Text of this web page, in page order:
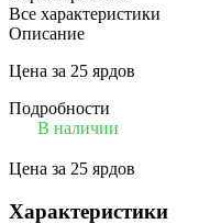
Все характеристики
Описание
Цена за 25 ярдов
Подробности
В наличии
Цена за 25 ярдов
Характеристики